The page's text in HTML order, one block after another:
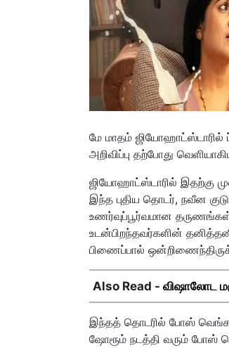
மே மாதம் ஜியோஹாட்ஸ்டாரில்
அறிவிப்பு தற்போது
ஜியோஹாட்ஸ்டாரில் இதற்கு
இந்த புதிய தொடர், நவீன
உணர்வுப்பூர்வமான
உடன்பிறந்தவர்களின்
பிணைப்பால்
Also Read - விஷாலோட
இந்தத் தொடரில் போஸ் வெங்கட்
ஷோரூம் நடத்தி வரும் போஸ்